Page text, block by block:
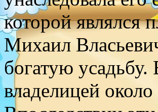
которой являлся
Михаил
богатую
владелицей